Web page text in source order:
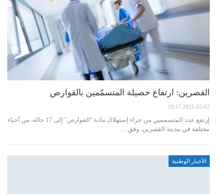
القصرين: ارتفاع حصيلة المتسمّمين بالقوارص
2021-02-07 19:17
إرتفع عدد المتسممين من جراء إستهلاك مادة "القوارص" إلى 17 حالة، من أحياء
مختلفة في مدينة القصرين، وفق…
الأخبار الوطنية